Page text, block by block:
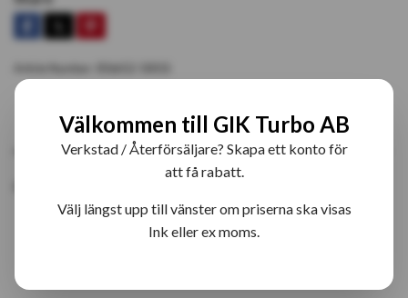
PRODUKTBESKRIVNING RECENSIONER
Välkommen till GIK Turbo AB
Verkstad / Återförsäljare? Skapa ett konto för
att få rabatt.
Välj längst upp till vänster om priserna ska visas
Ink eller ex moms.